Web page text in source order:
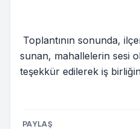
Toplantının sonunda,
sunan, mahallelerin sesi
teşekkür edilerek iş
PAYLAŞ